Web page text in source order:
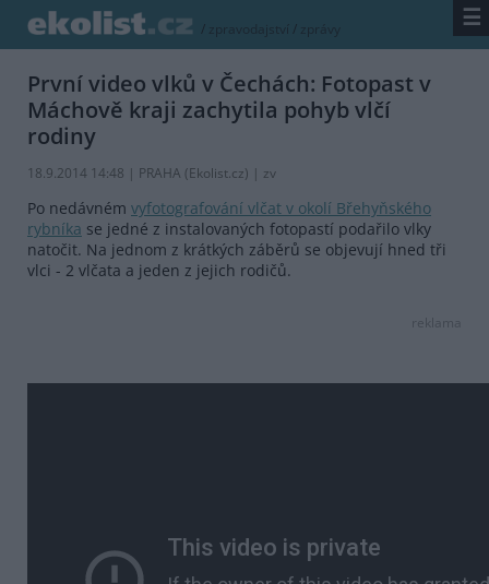
/ zpravodajství / zprávy ☰
První video vlků v Čechách: Fotopast v
Máchově kraji zachytila pohyb vlčí
rodiny
18.9.2014 14:48 | PRAHA (Ekolist.cz) | zv
Po nedávném vyfotografování vlčat v okolí Břehyňského
rybníka se jedné z instalovaných fotopastí podařilo vlky
natočit. Na jednom z krátkých záběrů se objevují hned tři
vlci - 2 vlčata a jeden z jejich rodičů.
reklama